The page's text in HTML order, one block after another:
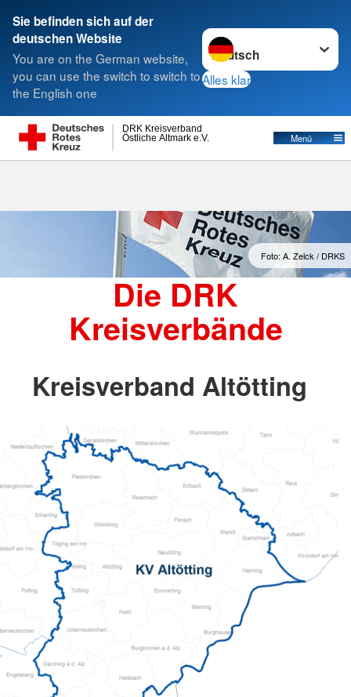
Sie befinden sich auf der
deutschen Website
You are on the German website,
you can use the switch to switch to
the English one
Sprache wechseln zu
Alles klar
Östliche Altmark e.V.
DRK Kreisverband
Menü
Suche
Kreisverbände
Foto: A. Zelck / DRKS
Die DRK
Kreisverbände
Kreisverband Altötting